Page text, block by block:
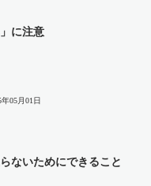
年05月01日
に注意
ないためにできること